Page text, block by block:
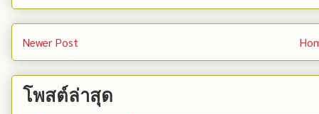
Newer Post
โพสต์ล่าสุด